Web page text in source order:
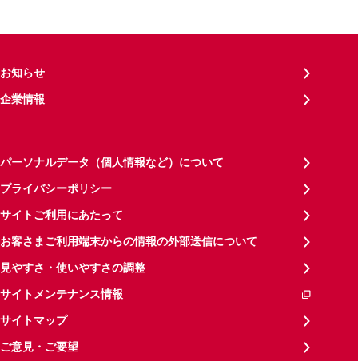
お知らせ
企業情報
パーソナルデータ（個人情報など）について
プライバシーポリシー
サイトご利用にあたって
お客さまご利用端末からの情報の外部送信について
見やすさ・使いやすさの調整
サイトメンテナンス情報
サイトマップ
ご意見・ご要望